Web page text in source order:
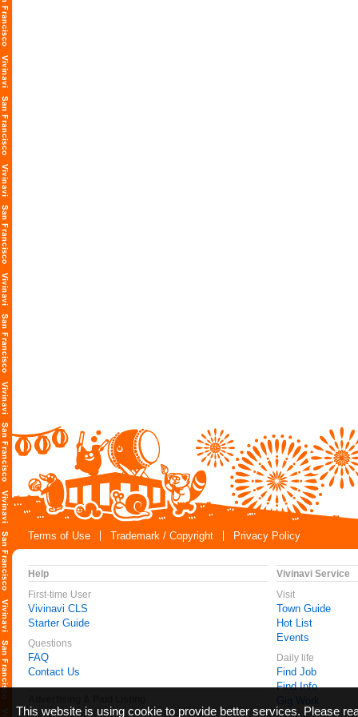
Terms of Use
Trademark / Copyright Privacy Policy
Help
First-time User
Vivinavi CLS
Starter Guide
Questions
FAQ
Contact Us
Vivinavi Service
Visit
Town Guide
Hot List
Events
Daily life
Find Job
Find Info
Gig Work
This website is using cookie to provide better services. Please